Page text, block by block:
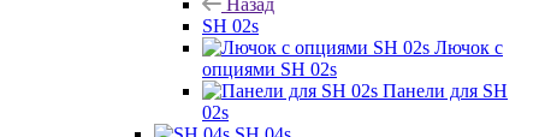
Назад
SH 02s
Лючок с
опциями SH 02s
Панели для SH
02s